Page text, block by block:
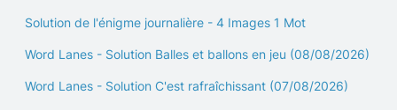
Solution de l'énigme journalière - 4 Images 1 Mot
Word Lanes - Solution Balles et ballons en jeu (08/08/2026)
Word Lanes - Solution C'est rafraîchissant (07/08/2026)